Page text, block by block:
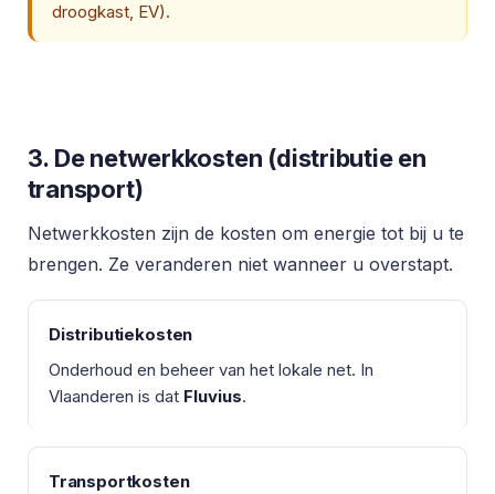
droogkast, EV).
3. De netwerkkosten (distributie en
transport)
Netwerkkosten zijn de kosten om energie tot bij u te
brengen. Ze veranderen niet wanneer u overstapt.
Distributiekosten
Onderhoud en beheer van het lokale net. In
Vlaanderen is dat Fluvius.
Transportkosten